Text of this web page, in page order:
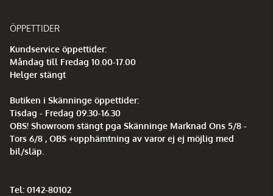
ÖPPETTIDER
Kundservice öppettider:
Måndag till Fredag 10.00-17.00
Helger stängt
Butiken i Skänninge öppettider:
Tisdag - Fredag 09.30-16.30
OBS! Showroom stängt pga Skänninge Marknad Ons 5/8 -
Tors 6/8 , OBS +upphämtning av varor ej ej möjlig med
bil/släp.
Tel: 0142-80102